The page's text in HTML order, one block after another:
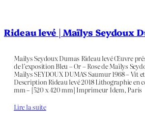
Rideau levé | Maïlys Seydoux
Mailys Seydoux Dumas Rideau levé Œuvre
de l’exposition Bleu – Or – Rose de Maïlys
Maïlys SEYDOUX DUMAS Saumur 1968 – Vit
Description Rideau levé 2018 Lithographie en
mm – [520 x 420 mm] Imprimeur Idem, Paris
Lire la suite